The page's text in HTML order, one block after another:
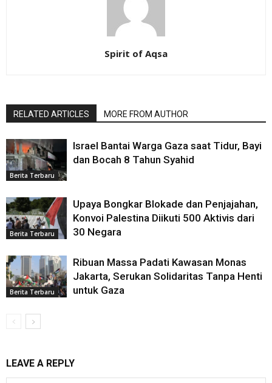
Spirit of Aqsa
RELATED ARTICLES MORE FROM AUTHOR
Berita Terbaru
Israel Bantai Warga Gaza saat Tidur, Bayi
dan Bocah 8 Tahun Syahid
Berita Terbaru
Upaya Bongkar Blokade dan Penjajahan,
Konvoi Palestina Diikuti 500 Aktivis dari
30 Negara
Berita Terbaru
Ribuan Massa Padati Kawasan Monas
Jakarta, Serukan Solidaritas Tanpa Henti
untuk Gaza
LEAVE A REPLY